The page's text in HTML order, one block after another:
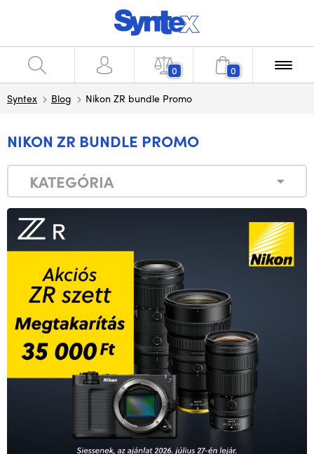
0 0
Syntex Blog Nikon ZR bundle Promo
NIKON ZR BUNDLE PROMO
KATEGÓRIA